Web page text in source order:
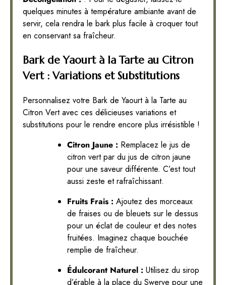
quelques minutes à température ambiante avant de
servir, cela rendra le bark plus facile à croquer tout
en conservant sa fraîcheur.
Bark de Yaourt à la Tarte au Citron
Vert : Variations et Substitutions
Personnalisez votre Bark de Yaourt à la Tarte au
Citron Vert avec ces délicieuses variations et
substitutions pour le rendre encore plus irrésistible !
Citron Jaune : Remplacez le jus de
citron vert par du jus de citron jaune
pour une saveur différente. C’est tout
aussi zeste et rafraîchissant.
Fruits Frais : Ajoutez des morceaux
de fraises ou de bleuets sur le dessus
pour un éclat de couleur et des notes
fruitées. Imaginez chaque bouchée
remplie de fraîcheur.
Édulcorant Naturel : Utilisez du sirop
d’érable à la place du Swerve pour une